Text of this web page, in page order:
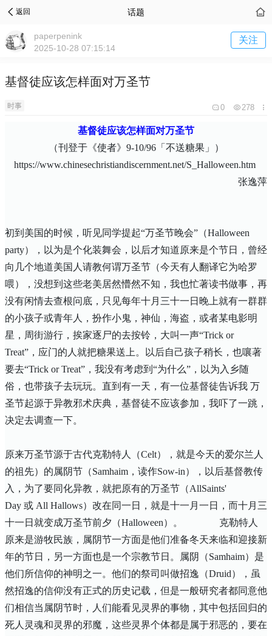
返回 话题
paperpenink
2025-10-28 07:15:14
关注
基督徒应该怎样面对万圣节
时事 0 278
基督徒应该怎样面对万圣节
（刊登于《使者》 9-10/96「不送糖果」）
https://www.chinesechristiandiscernment.net/S_Halloween.htm
张逸萍
初到美国的时候，听见同学提起“万圣节晚会”（Halloween
party），以为是个化装舞会，以后才知道原来是个节日，曾经
向几个地道美国人请教何谓万圣节 （今天有人翻译它为哈罗
喂）
，没想到这些老美居然懵然不知，我也忙著读书做事，再
没有闲情去查根问底，只见每年十月三十一日晚上就有一群群
的小孩子或青年人，扮作小鬼，神仙，海盗，或者某电影明
星，周街游行，挨家逐尸的去按铃，大叫一声“Trick or
Treat”，应门的人就把糖果送上。以后自己孩子稍长，也嚷著
要去“Trick or Treat”，我没有考虑到“为什么”，以为入乡随
俗，也带孩子去玩玩。直到有一天，有一位基督徒告诉我 万
圣节起源于异教邪术庆典，基督徒不应该参加，我吓了一跳，
决定去调查一下。
原来万圣节源于古代克勒特人（Celt），就是今天的爱尔兰人
的祖先）的属阴节（Samhaim ，读作Sow-in），以后基督教传
入，为了要同化异教，就把原有的万圣节（AllSaints'
Day 或 All Hallows）改在同一日，就是十一月一日，而十月三
十一日就变成万圣节前夕（Halloween）。
克勒特人
原来是游牧民族，属阴节一方面是他们准备冬天来临和迎接新
年的节日，另一方面也是一个宗教节日。属阴（Samhaim）是
他们所信仰的神明之一。他们的祭司叫做招逸（Druid），虽
然招逸的信仰没有正式的历史记载，但是一般研究者都同意他
们相信当属阴节时，人们能看见灵界的事物，其中包括回归的
死人灵魂和灵界的邪魔，这些灵界个体都是属于邪恶的，要在